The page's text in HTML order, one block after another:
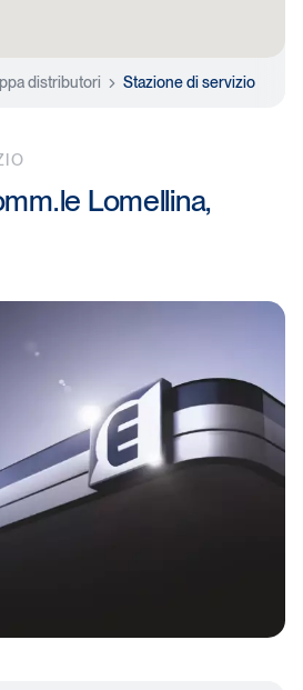
distributori Stazione di servizio
Lomellina,